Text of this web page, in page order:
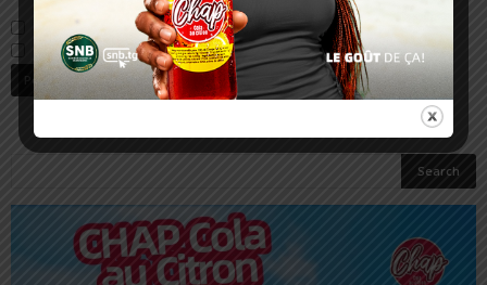
Prévenez-moi de tous les nouveaux commentaires par e-mail.
Prévenez-moi de tous les nouveaux articles par e-mail.